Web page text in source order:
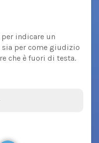
indicare un
per come giudizio
che è fuori di testa.